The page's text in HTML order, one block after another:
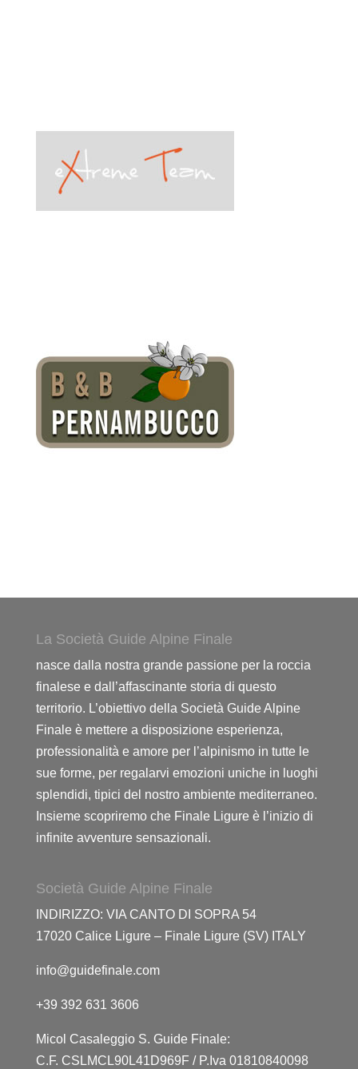
La Società Guide Alpine Finale
nasce dalla nostra grande passione per la roccia
finalese e dall’affascinante storia di questo
territorio. L’obiettivo della Società Guide Alpine
Finale è mettere a disposizione esperienza,
professionalità e amore per l’alpinismo in tutte le
sue forme, per regalarvi emozioni uniche in luoghi
splendidi, tipici del nostro ambiente mediterraneo.
Insieme scopriremo che Finale Ligure è l’inizio di
infinite avventure sensazionali.
Società Guide Alpine Finale
INDIRIZZO: VIA CANTO DI SOPRA 54
17020 Calice Ligure – Finale Ligure (SV) ITALY
info@guidefinale.com
+39 392 631 3606
Micol Casaleggio S. Guide Finale:
C.F. CSLMCL90L41D969F / P.Iva 01810840098